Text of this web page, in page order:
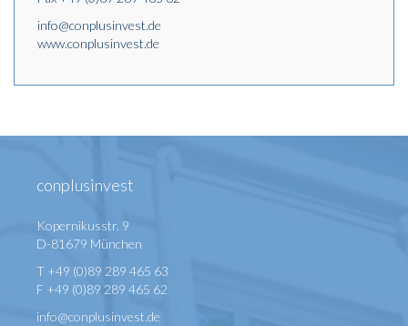
info@conplusinvest.de
www.conplusinvest.de
conplusinvest
Kopernikusstr. 9
D-81679 München
T +49 (0)89 289 465 63
F +49 (0)89 289 465 62
info@conplusinvest.de